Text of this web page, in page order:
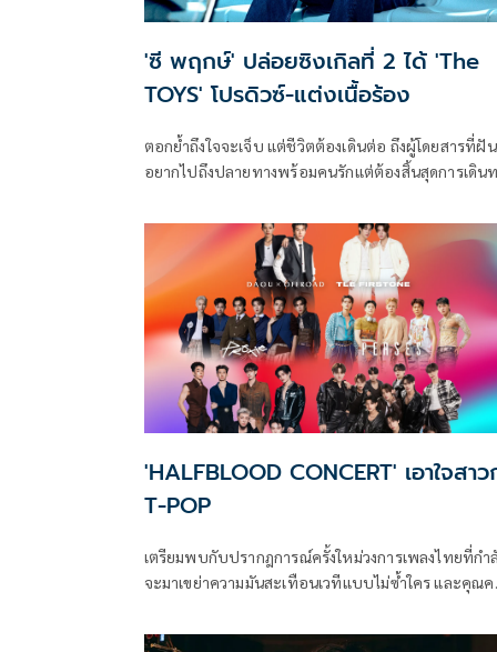
'ซี พฤกษ์' ปล่อยซิงเกิลที่ 2 ได้ 'The
TOYS' โปรดิวซ์-แต่งเนื้อร้อง
ตอกย้ำถึงใจจะเจ็บ แต่ชีวิตต้องเดินต่อ ถึงผู้โดยสารที่ฝัน
อยากไปถึงปลายทางพร้อมคนรักแต่ต้องสิ้นสุดการเดินท
ความรู้สึกของคนถูกทิ้งจากเสียงร้องของ “ซี-พฤกษ์ พา
ซึ่งปล่อยซิงเกิลที่ 2 ‘Breaking Heart Station (สถานี
อกหัก)’ ออกมาขยี้อารมณ์คนอกหัก ผ่านผลงานจากค่า
DMD MUSIC (ดีเอ็มดี มิวสิก)
'HALFBLOOD CONCERT' เอาใจสาว
T-POP
เตรียมพบกับปรากฎการณ์ครั้งใหม่วงการเพลงไทยที่กำ
จะมาเขย่าความมันสะเทือนเวทีแบบไม่ซ้ำใคร และคุณค
ที่จะสูบฉีดเลือด POP ในตัวทุกคนให้พลุ่งพล่าน กับควา